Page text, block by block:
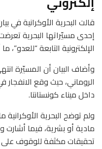
قالت البحرية الأوكرانية
إحدى مسيّراتها البحرية
الإلكترونية التابعة
وأضاف البيان أن المسيّرة
الروماني، حيث وقع
داخل ميناء كونستانتا.
ولم توضح البحرية الأوكرانية
مادية أو بشرية، فيما أشارت
تحقيقات مكثفة للوقوف على